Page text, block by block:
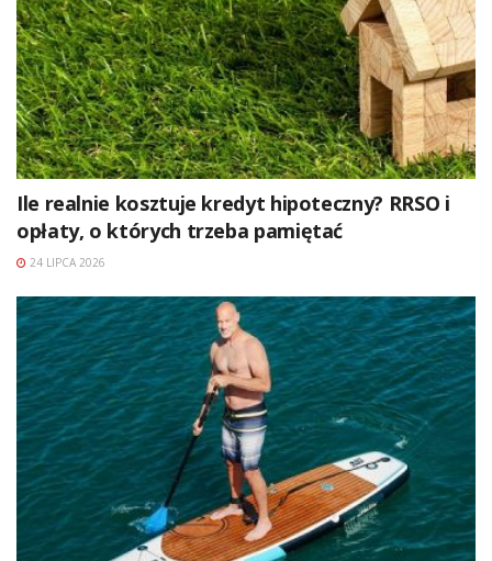
Ile realnie kosztuje kredyt hipoteczny? RRSO i
opłaty, o których trzeba pamiętać
24 LIPCA 2026